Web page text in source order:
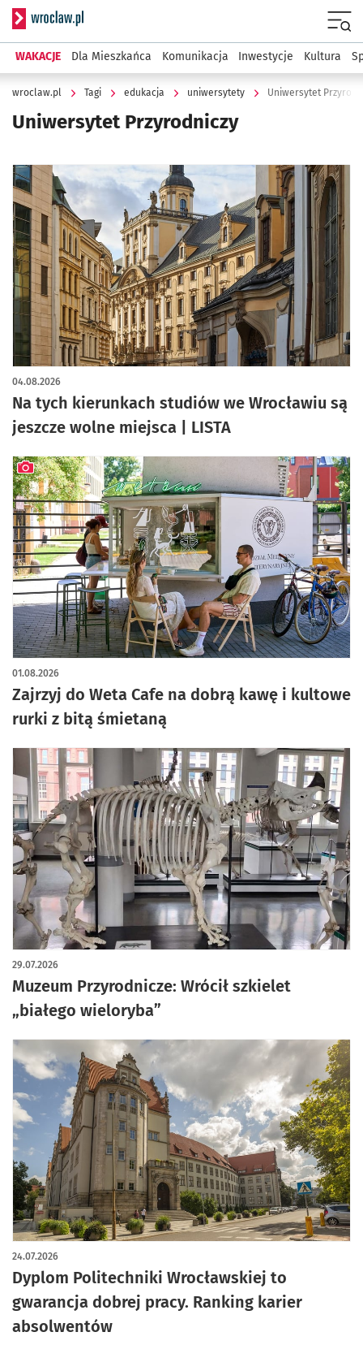
Serwis informacyjny wroclaw.pl
WAKACJE Dla Mieszkańca Komunikacja Inwestycje Kultura
wroclaw.pl Tagi edukacja uniwersytety Uniwersytet
Uniwersytet Przyrodniczy
Na tych kierunkach studiów we Wrocławiu są
jeszcze wolne miejsca | LISTA
04.08.2026
Zajrzyj do Weta Cafe na dobrą kawę i kultowe
rurki z bitą śmietaną
01.08.2026
artykuł z galerią zdjęć
Muzeum Przyrodnicze: Wrócił szkielet
„białego wieloryba”
29.07.2026
Dyplom Politechniki Wrocławskiej to
gwarancja dobrej pracy. Ranking karier
absolwentów
24.07.2026